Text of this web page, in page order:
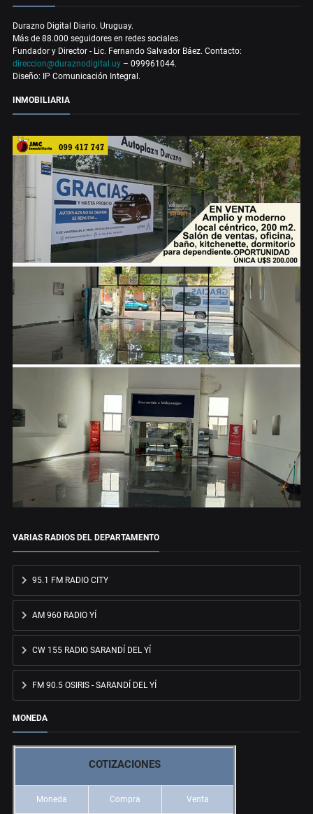
Durazno Digital Diario. Uruguay.
Más de 88.000 seguidores en redes sociales.
Fundador y Director - Lic. Fernando Salvador Báez. Contacto:
direccion@duraznodigital.uy – 099961044.
Diseño: IP Comunicación Integral.
INMOBILIARIA
VARIAS RADIOS DEL DEPARTAMENTO
95.1 FM RADIO CITY
AM 960 RADIO YÍ
CW 155 RADIO SARANDÍ DEL YÍ
FM 90.5 OSIRIS - SARANDÍ DEL YÍ
MONEDA
COTIZACIONES
Moneda Compra Venta